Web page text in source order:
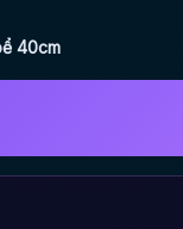
40cm